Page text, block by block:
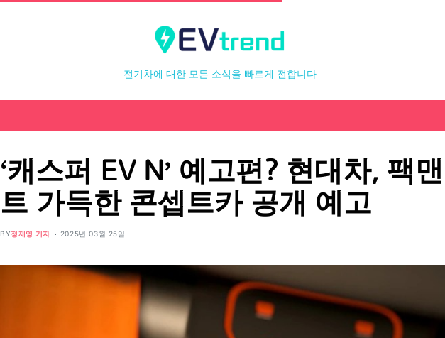
전기차에 대한 모든 소식을 빠르게 전합니다
‘캐스퍼 EV N’ 예고편? 현대차, 팩
트 가득한 콘셉트카 공개 예고
BY정재영 기자 2025년 03월 25일